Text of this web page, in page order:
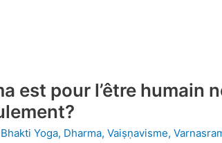
est pour l’être humain
Bhakti Yoga, Dharma,Vaiṣṇavisme,